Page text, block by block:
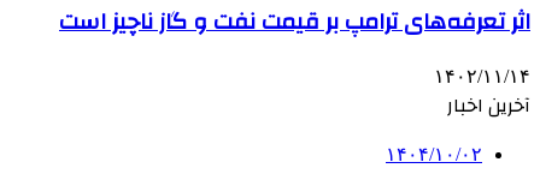
اثر تعرفه‌های ترامپ بر قیمت نفت و گاز ناچیز است
۱۴۰۲/۱۱/۱۴
آخرین اخبار
۱۴۰۴/۱۰/۰۲